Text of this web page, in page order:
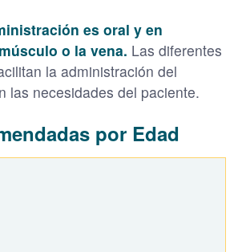
es oral y en
o la vena. Las diferentes
la administración del
las necesidades del paciente.
por Edad